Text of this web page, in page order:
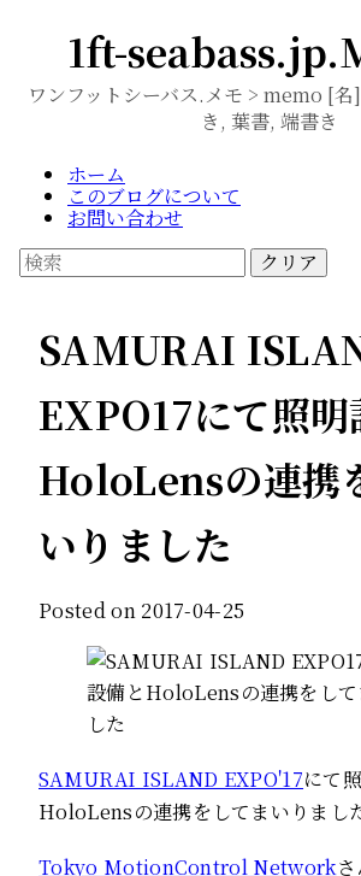
1ft-
ワンフットシーバス.メモ > memo [
き, 葉書, 端書き
ホーム
このブログについて
お問い合わせ
クリア
SAMURAI
EXPO17にて照明
HoloLensの連携
いりました
Posted on 2017-04-25
SAMURAI ISLAND EXPO'17にて
HoloLensの連携をしてまいりました
Tokyo MotionControl Networkさ